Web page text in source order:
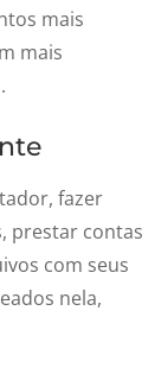
mais
mais
fazer
prestar contas
com seus
nela,